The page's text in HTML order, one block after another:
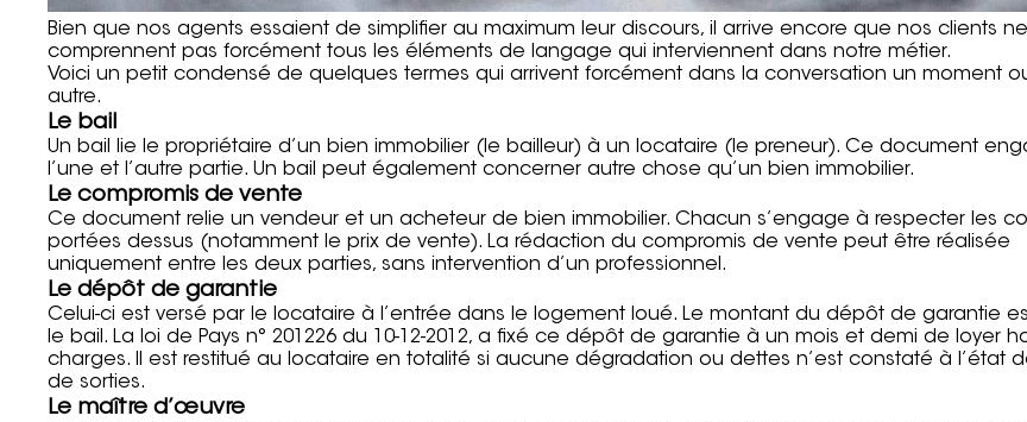
Bien que nos agents essaient de simplifier au maximum leur discours, il arrive encore que nos clients ne
comprennent pas forcément tous les éléments de langage qui interviennent dans notre métier.
Voici un petit condensé de quelques termes qui arrivent forcément dans la conversation un moment
autre.
Le bail
Un bail lie le propriétaire d’un bien immobilier (le bailleur) à un locataire (le preneur). Ce document
l’une et l’autre partie. Un bail peut également concerner autre chose qu’un bien immobilier.
Le compromis de vente
Ce document relie un vendeur et un acheteur de bien immobilier. Chacun s’engage à respecter les
portées dessus (notamment le prix de vente). La rédaction du compromis de vente peut être réalisée
uniquement entre les deux parties, sans intervention d’un professionnel.
Le dépôt de garantie
Celui-ci est versé par le locataire à l’entrée dans le logement loué. Le montant du dépôt de garantie
le bail. La loi de Pays n° 201226 du 10-12-2012, a fixé ce dépôt de garantie à un mois et demi de loyer
charges. Il est restitué au locataire en totalité si aucune dégradation ou dettes n’est constaté à l’état
de sorties.
Le maître d’œuvre